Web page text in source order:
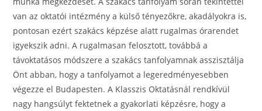
van az oktatói intézmény a külső tényezőkre, akadályokra is,
pontosan ezért szakács képzése alatt rugalmas órarendet
igyekszik adni. A rugalmasan felosztott, továbbá a
távoktatásos módszere a szakács tanfolyamnak asszisztálja
Önt abban, hogy a tanfolyamot a legeredményesebben
végezze el Budapesten. A Klasszis Oktatásnál rendkívül
nagy hangsúlyt fektetnek a gyakorlati képzésre, hogy a